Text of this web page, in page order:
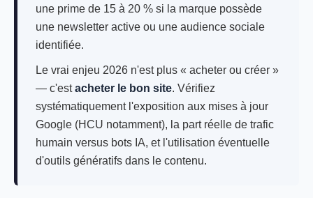
une prime de 15 à 20 % si la marque possède
une newsletter active ou une audience sociale
identifiée.
Le vrai enjeu 2026 n'est plus « acheter ou créer »
— c'estacheter le bon site. Vérifiez
systématiquement l'exposition aux mises à jour
Google (HCU notamment), la part réelle de trafic
humain versus bots IA, et l'utilisation éventuelle
d'outils génératifs dans le contenu.